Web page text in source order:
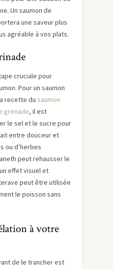
Un saumon de
une saveur plus
agréable à vos plats.
cruciale pour
Pour un saumon
recette du saumon
grenade, il est
le sel et le sucre pour
entre douceur et
ou d’herbes
peut rehausser le
effet visuel et
peut être utilisée
le poisson sans
à votre
de le trancher est